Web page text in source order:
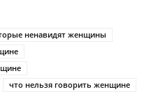
ненавидят женщины
что нельзя говорить женщине